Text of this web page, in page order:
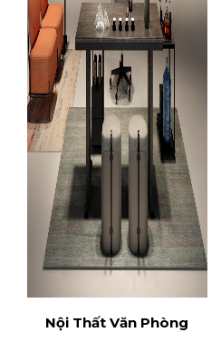
Nội Thất Văn Phòng